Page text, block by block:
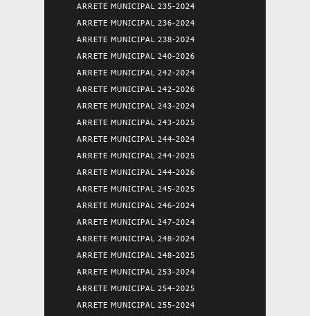
ARRETE MUNICIPAL 235-2024
ARRETE MUNICIPAL 236-2024
ARRETE MUNICIPAL 238-2024
ARRETE MUNICIPAL 240-2026
ARRETE MUNICIPAL 242-2024
ARRETE MUNICIPAL 242-2026
ARRETE MUNICIPAL 243-2024
ARRETE MUNICIPAL 243-2025
ARRETE MUNICIPAL 244-2024
ARRETE MUNICIPAL 244-2025
ARRETE MUNICIPAL 244-2026
ARRETE MUNICIPAL 245-2025
ARRETE MUNICIPAL 246-2024
ARRETE MUNICIPAL 247-2024
ARRETE MUNICIPAL 248-2024
ARRETE MUNICIPAL 248-2025
ARRETE MUNICIPAL 253-2024
ARRETE MUNICIPAL 254-2025
ARRETE MUNICIPAL 255-2024